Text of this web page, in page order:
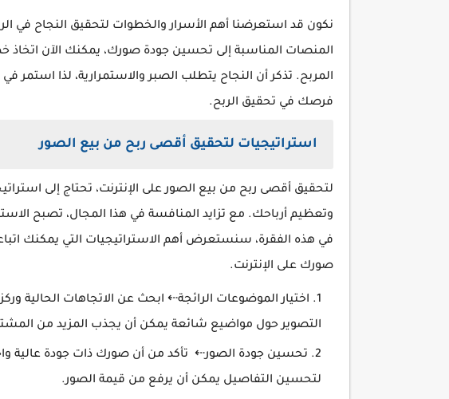
نكون قد استعرضنا أهم الأسرار والخطوات لتحقيق النجاح في
المنصات المناسبة إلى تحسين جودة صورك، يمكنك الآن اتخاذ
المربح. تذكر أن النجاح يتطلب الصبر والاستمرارية، لذا استمر في
فرصك في تحقيق الربح.
استراتيجيات لتحقيق أقصى ربح من بيع الصور
لتحقيق أقصى ربح من بيع الصور على الإنترنت، تحتاج إلى
وتعظيم أرباحك. مع تزايد المنافسة في هذا المجال، تصبح
في هذه الفقرة، سنستعرض أهم الاستراتيجيات التي يمكنك
صورك على الإنترنت.
اختيار الموضوعات الرائجة⇠ ابحث عن الاتجاهات الحالية
التصوير حول مواضيع شائعة يمكن أن يجذب المزيد من
تحسين جودة الصور⇠ تأكد من أن صورك ذات جودة عالية
لتحسين التفاصيل يمكن أن يرفع من قيمة الصور.